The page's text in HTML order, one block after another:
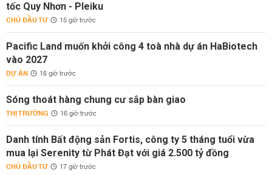
tốc Quy Nhơn - Pleiku
CHỦ ĐẦU TƯ 15 giờ trước
Pacific Land muốn khởi công 4 toà nhà dự án HaBiotech
vào 2027
DỰ ÁN 16 giờ trước
Sóng thoát hàng chung cư sắp bàn giao
THỊ TRƯỜNG 16 giờ trước
Danh tính Bất động sản Fortis, công ty 5 tháng tuổi vừa
mua lại Serenity từ Phát Đạt với giá 2.500 tỷ đồng
CHỦ ĐẦU TƯ 17 giờ trước